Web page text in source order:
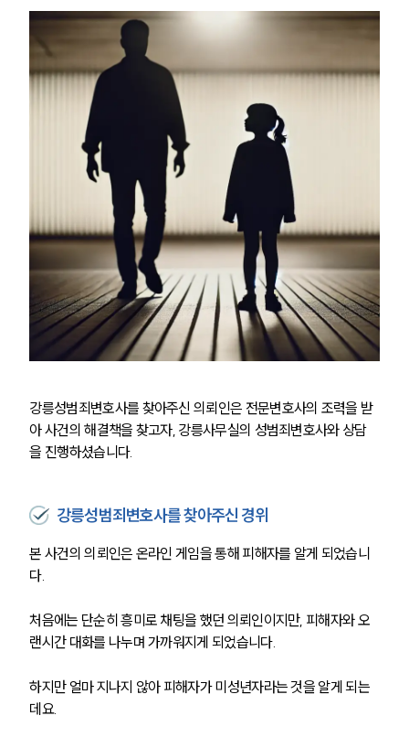
강릉성범죄변호사를 찾아주신 의뢰인은 전문변호사의 조력을 받
아 사건의 해결책을 찾고자, 강릉사무실의 성범죄변호사와 상담
을 진행하셨습니다.
강릉성범죄변호사를 찾아주신 경위
본 사건의 의뢰인은 온라인 게임을 통해 피해자를 알게 되었습니
다.
처음에는 단순히 흥미로 채팅을 했던 의뢰인이지만, 피해자와 오
랜시간 대화를 나누며 가까워지게 되었습니다.
하지만 얼마 지나지 않아 피해자가 미성년자라는 것을 알게 되는
데요.